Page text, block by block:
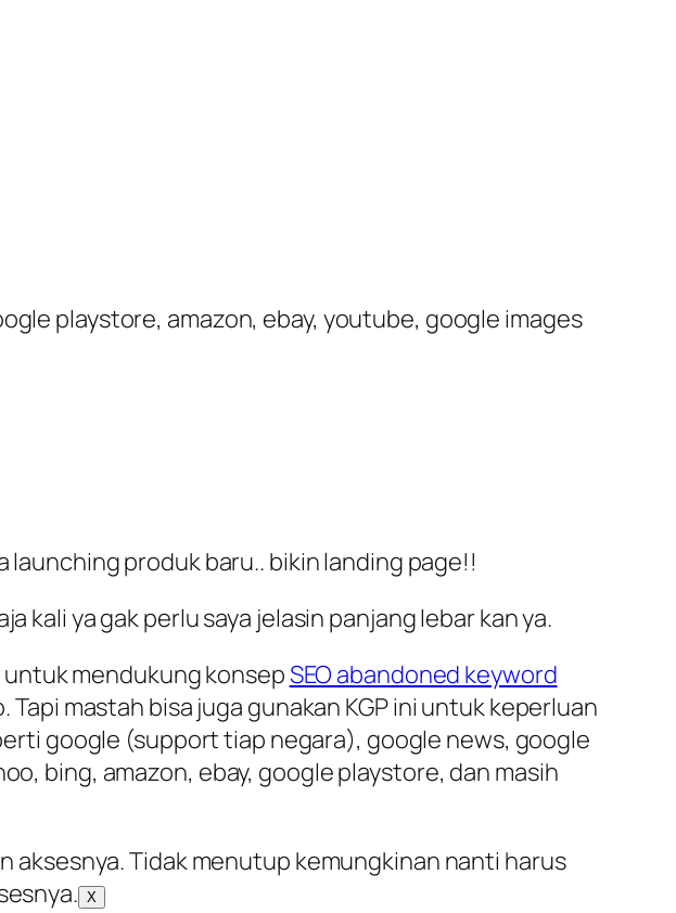
playstore, amazon, ebay, youtube, google images
launching produk baru.. bikin landing page!!
kali ya gak perlu saya jelasin panjang lebar kan ya.
mendukung konsepSEO abandoned keyword
mastah bisa juga gunakan KGP ini untuk keperluan
google (support tiap negara), google news, google
bing, amazon, ebay, google playstore, dan masih
aksesnya. Tidak menutup kemungkinan nanti harus
X